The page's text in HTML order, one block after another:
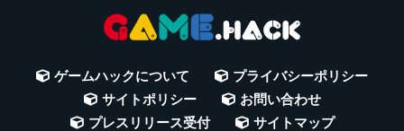
ゲームハックについて
プライバシーポリシー
サイトポリシー
お問い合わせ
プレスリリース受付
サイトマップ